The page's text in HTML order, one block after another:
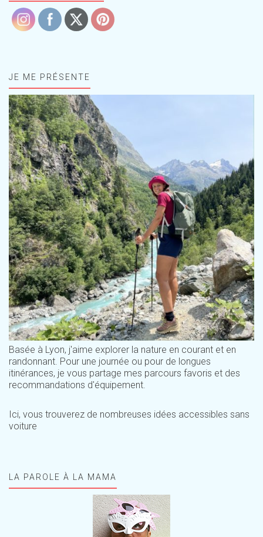
JE ME PRÉSENTE
Basée à Lyon, j'aime explorer la nature en courant et en
randonnant. Pour une journée ou pour de longues
itinérances, je vous partage mes parcours favoris et des
recommandations d'équipement.
Ici, vous trouverez de nombreuses idées accessibles sans
voiture
LA PAROLE À LA MAMA